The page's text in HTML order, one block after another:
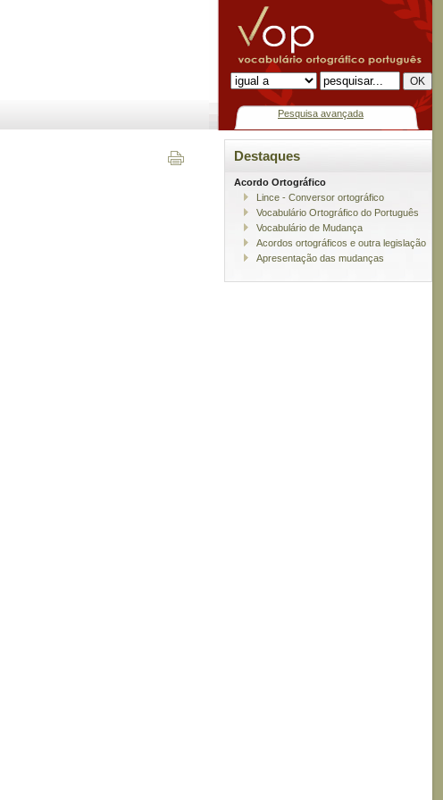
Pesquisa avançada
Destaques
Acordo Ortográfico
Lince - Conversor ortográfico
Vocabulário Ortográfico do Português
Vocabulário de Mudança
Acordos ortográficos e outra legislação
Apresentação das mudanças